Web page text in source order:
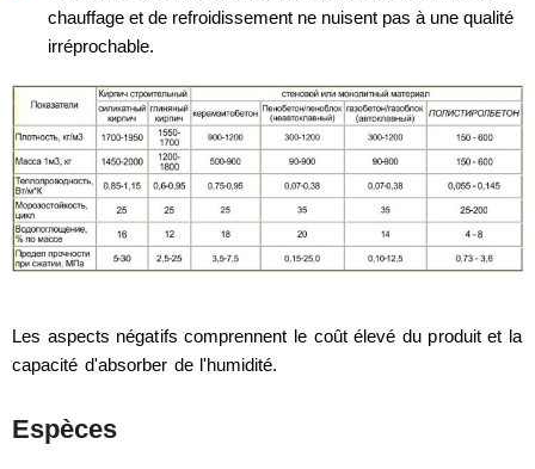
chauffage et de refroidissement ne nuisent pas à une qualité
irréprochable.
Les aspects négatifs comprennent le coût élevé du produit et la
capacité d'absorber de l'humidité.
Espèces